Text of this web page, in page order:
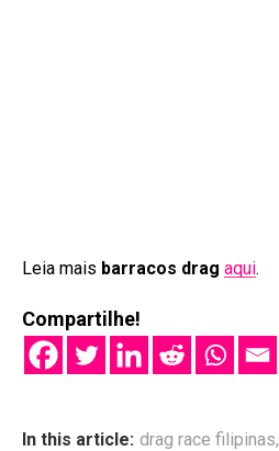
Leia mais barracos drag aqui.
Compartilhe!
In this article: drag race filipinas,